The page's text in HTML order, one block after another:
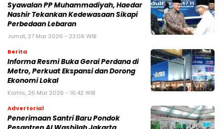
Syawalan PP Muhammadiyah, Haedar
Nashir Tekankan Kedewasaan Sikapi
Perbedaan Lebaran
Jumat, 27 Mar 2026 - 22:06 WIB
Berita
Informa Resmi Buka Gerai Perdana di
Metro, Perkuat Ekspansi dan Dorong
Ekonomi Lokal
Kamis, 26 Mar 2026 - 16:42 WIB
Advertorial
Penerimaan Santri Baru Pondok